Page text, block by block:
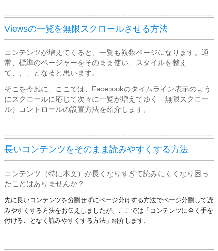
Viewsの一覧を無限スクロールさせる方法
コンテンツが増えてくると、一覧も複数ページになります。通
常、標準のページャーをそのまま使い、スタイルを整え
て、、、となると思います。
そこを今風に、ここでは、Facebookのタイムライン表示のよう
にスクロールに応じて次々に一覧が増えてゆく（無限スクロー
ル）コントロールの設置方法を紹介します。
長いコンテンツをそのまま読みやすくする方法
コンテンツ（特に本文）が長くなりすぎて読みにくくなり困っ
たことはありませんか？
先に長いコンテンツを分割せずにページ分けする方法でページ分割して読
みやすくする方法をお伝えしましたが、ここでは「コンテンツに全く手を
付けることなく読みやすくする方法」紹介します。